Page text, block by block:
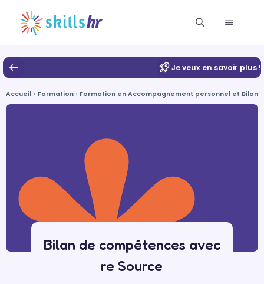
Je veux en savoir plus !
Accueil Formation Formation en Accompagnement personnel et Bilan
Bilan de compétences avec
re Source